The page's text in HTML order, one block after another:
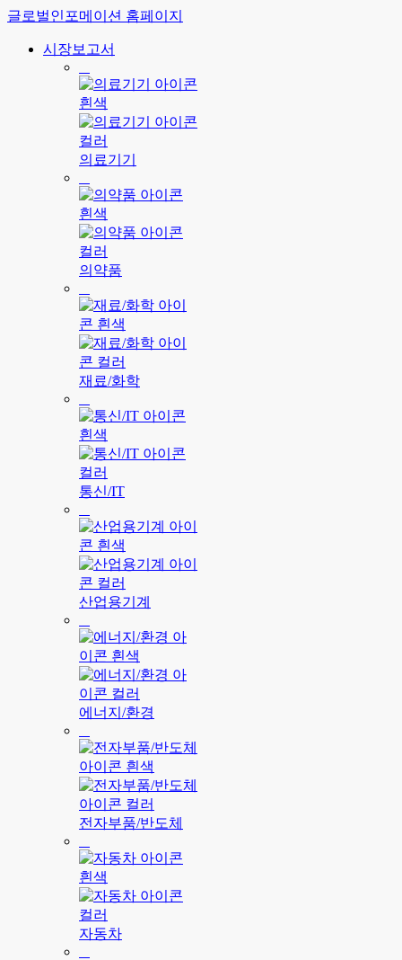
글로벌인포메이션 홈페이지
시장보고서
의료기기
의약품
재료/화학
통신/IT
산업용기계
에너지/환경
전자부품/반도체
자동차